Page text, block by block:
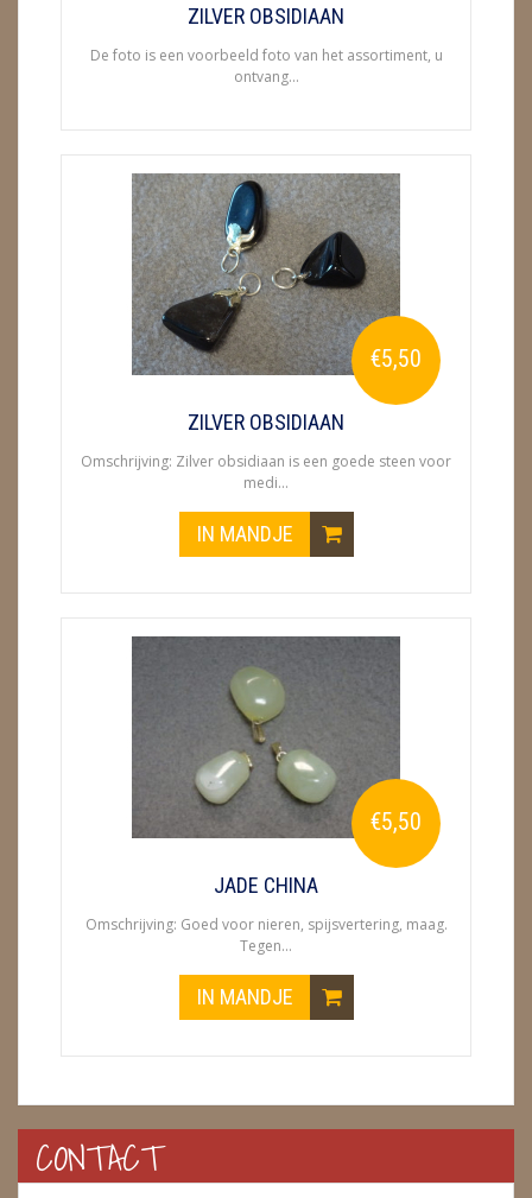
GESLEPEN STENEN
HANGERS
METEORIETEN
READING EN PERSOONLIJK ADVIES
RUWE STENEN
ZAKJES WATER ELIXERS
ZILVER OBSIDIAAN
De foto is een voorbeeld foto van het assortiment, u
ontvang...
€5,50
ZILVER OBSIDIAAN
Omschrijving: Zilver obsidiaan is een goede steen voor
medi...
IN MANDJE
€5,50
JADE CHINA
Omschrijving: Goed voor nieren, spijsvertering, maag.
Tegen...
IN MANDJE
CONTACT